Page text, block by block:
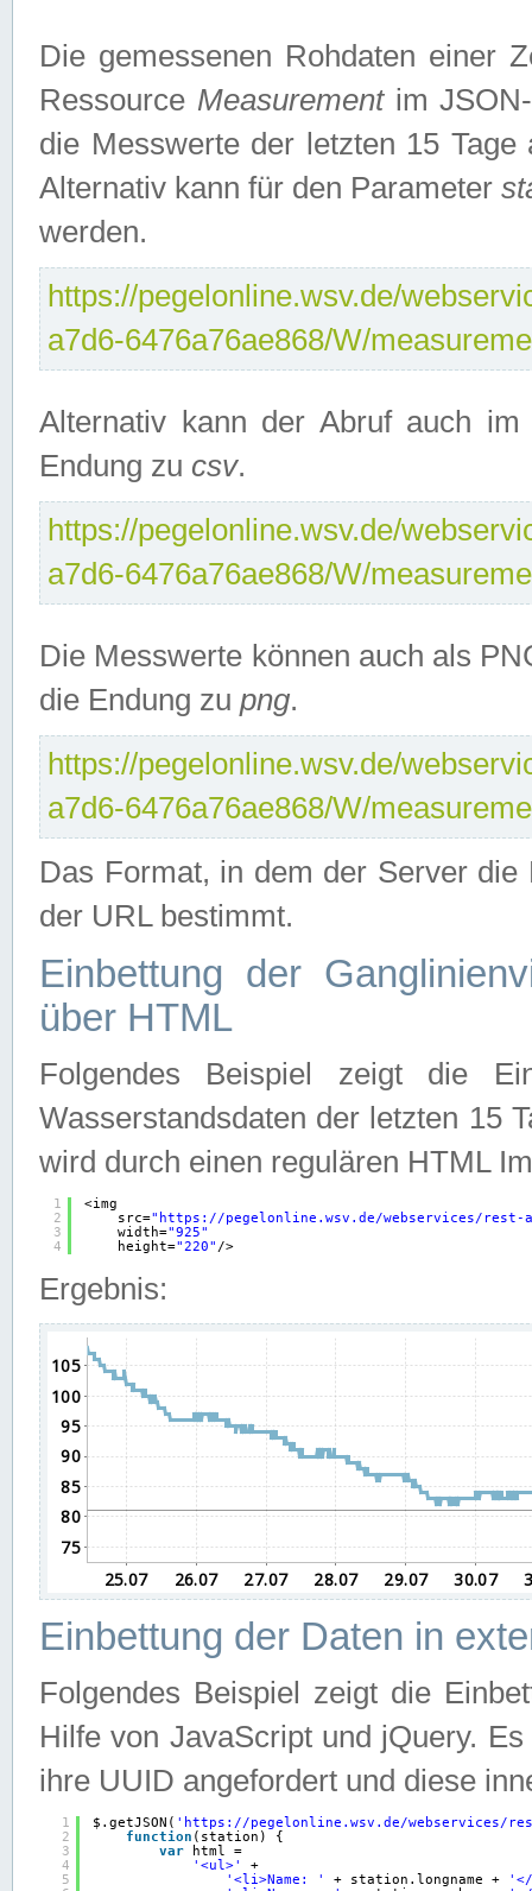
Die gemessenen Rohdaten einer
Ressource Measurementim JSON-
die Messwerte der letzten 15
Alternativ kann für den Parameter
werden.
https://pegelonline.wsv.de/
a7d6-6476a76ae868/W/
Alternativ kann der Abruf auch
Endung zu csv.
https://pegelonline.wsv.de/
a7d6-6476a76ae868/W/
Die Messwerte können auch als
die Endung zu png.
https://pegelonline.wsv.de/
a7d6-6476a76ae868/W/
Das Format, in dem der Server
der URL bestimmt.
Einbettung der
über HTML
Folgendes Beispiel zeigt die
Wasserstandsdaten der letzten 15
wird durch einen regulären HTML
1
2
3
4
<img
src=" https://pegelonline.wsv.de/webservices/rest-
width="925"
height="220" />
Ergebnis:
Einbettung der Daten in
Folgendes Beispiel zeigt die
Hilfe von JavaScript und jQuery.
ihre UUID angefordert und diese
1
2
3
4
5
$.getJSON( ' https://pegelonline.wsv.de/webservices/
function (station) {
var
html =
'<ul>'
+
'<li>Name: '
+ station.longname +